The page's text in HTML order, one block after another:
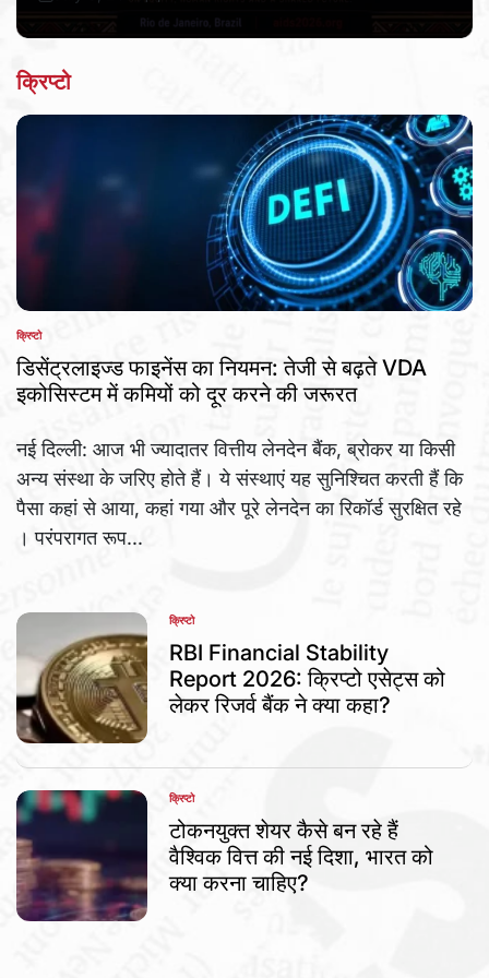
Post
By:
क्रिप्टो
POSTED
IN
क्रिप्टो
डिसेंट्रलाइज्ड फाइनेंस का नियमन: तेजी से बढ़ते VDA
इकोसिस्टम में कमियों को दूर करने की जरूरत
नई दिल्ली: आज भी ज्यादातर वित्तीय लेनदेन बैंक, ब्रोकर या किसी
अन्य संस्था के जरिए होते हैं। ये संस्थाएं यह सुनिश्चित करती हैं कि
पैसा कहां से आया, कहां गया और पूरे लेनदेन का रिकॉर्ड सुरक्षित रहे
। परंपरागत रूप...
POSTED
IN
क्रिप्टो
RBI Financial Stability
Report 2026: क्रिप्टो एसेट्स को
लेकर रिजर्व बैंक ने क्या कहा?
POSTED
IN
क्रिप्टो
टोकनयुक्त शेयर कैसे बन रहे हैं
वैश्विक वित्त की नई दिशा, भारत को
क्या करना चाहिए?